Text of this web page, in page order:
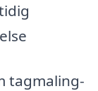
tagmaling-